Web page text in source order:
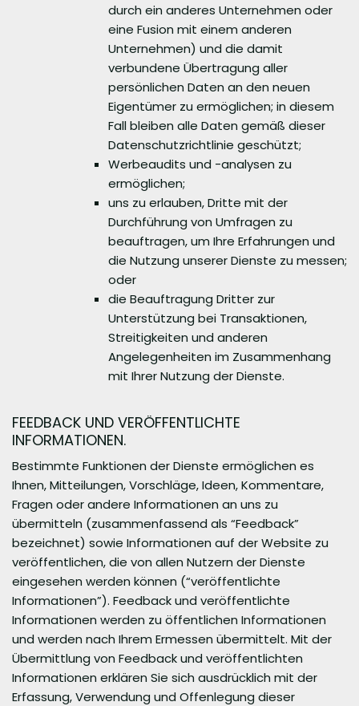
durch ein anderes Unternehmen oder
eine Fusion mit einem anderen
Unternehmen) und die damit
verbundene Übertragung aller
persönlichen Daten an den neuen
Eigentümer zu ermöglichen; in diesem
Fall bleiben alle Daten gemäß dieser
Datenschutzrichtlinie geschützt;
Werbeaudits und -analysen zu
ermöglichen;
uns zu erlauben, Dritte mit der
Durchführung von Umfragen zu
beauftragen, um Ihre Erfahrungen und
die Nutzung unserer Dienste zu messen;
oder
die Beauftragung Dritter zur
Unterstützung bei Transaktionen,
Streitigkeiten und anderen
Angelegenheiten im Zusammenhang
mit Ihrer Nutzung der Dienste.
FEEDBACK UND VERÖFFENTLICHTE
INFORMATIONEN.
Bestimmte Funktionen der Dienste ermöglichen es
Ihnen, Mitteilungen, Vorschläge, Ideen, Kommentare,
Fragen oder andere Informationen an uns zu
übermitteln (zusammenfassend als “Feedback”
bezeichnet) sowie Informationen auf der Website zu
veröffentlichen, die von allen Nutzern der Dienste
eingesehen werden können (“veröffentlichte
Informationen”). Feedback und veröffentlichte
Informationen werden zu öffentlichen Informationen
und werden nach Ihrem Ermessen übermittelt. Mit der
Übermittlung von Feedback und veröffentlichten
Informationen erklären Sie sich ausdrücklich mit der
Erfassung, Verwendung und Offenlegung dieser